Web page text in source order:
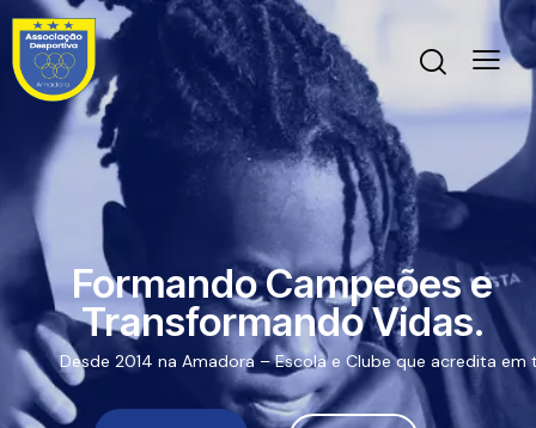
Desde 2014 na Amadora – Escola e Clube que acredita em
Formando Campeões e
Transformando Vidas.